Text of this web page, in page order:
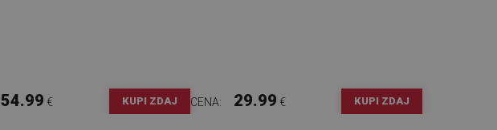
54.99 € KUPI ZDAJ CENA: 29.99 € KUPI ZDAJ